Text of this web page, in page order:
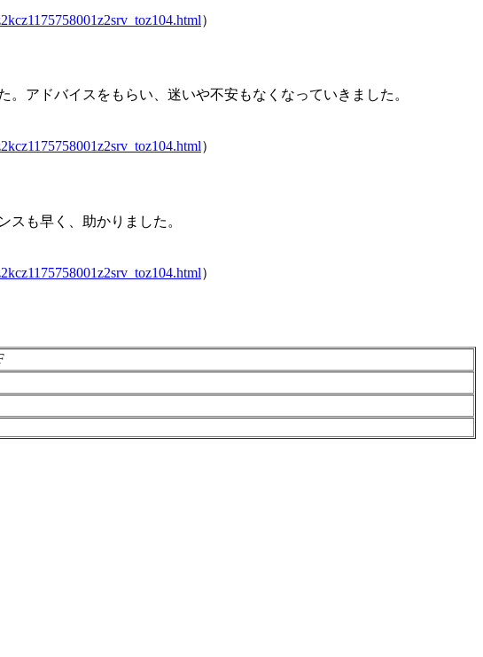
）
アドバイスをもらい、迷いや不安もなくなっていきました。
）
も早く、助かりました。
）